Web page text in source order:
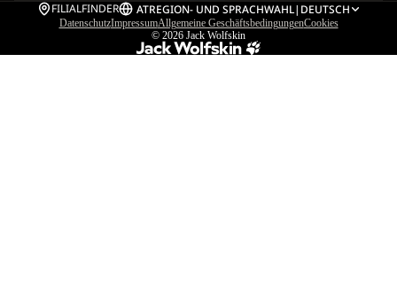
FILIALFINDER ATREGION- UND SPRACHWAHL| DEUTSCH
DatenschutzImpressumAllgemeine GeschäftsbedingungenCookies
© 2026 Jack Wolfskin